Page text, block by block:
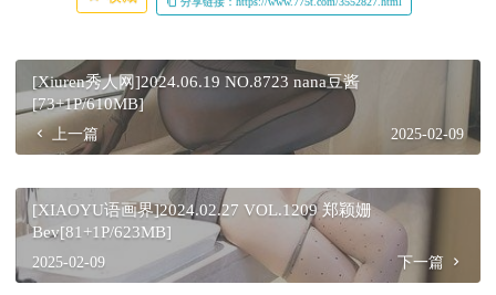
[Xiuren秀人网]2024.06.19 NO.8723 nana豆酱
[73+1P/610MB]
上一篇 2025-02-09
[XIAOYU语画界]2024.02.27 VOL.1209 郑颖姗
Bev[81+1P/623MB]
2025-02-09 下一篇